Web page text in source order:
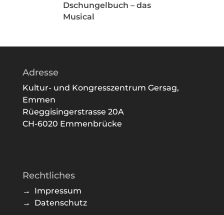
Dschungelbuch – das
Musical
Adresse
Kultur- und Kongresszentrum Gersag,
Emmen
Rüeggisingerstrasse 20A
CH-6020 Emmenbrücke
Rechtliches
→ Impressum
→ Datenschutz